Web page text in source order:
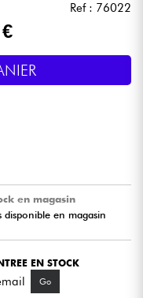
Ref : 76022
en magasin
disponible en magasin
EN STOCK
Go